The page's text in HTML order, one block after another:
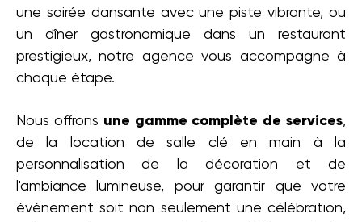
une soirée dansante avec une piste vibrante, ou
un dîner gastronomique dans un restaurant
prestigieux, notre agence vous accompagne à
chaque étape.
Nous offrons une gamme complète de services,
de la location de salle clé en main à la
personnalisation de la décoration et de
l'ambiance lumineuse, pour garantir que votre
événement soit non seulement une célébration,